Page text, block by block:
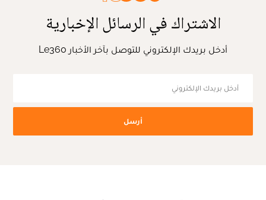
الاشتراك في الرسائل الإخبارية
أدخل بريدك الإلكتروني للتوصل بآخر الأخبار Le360
أرسل